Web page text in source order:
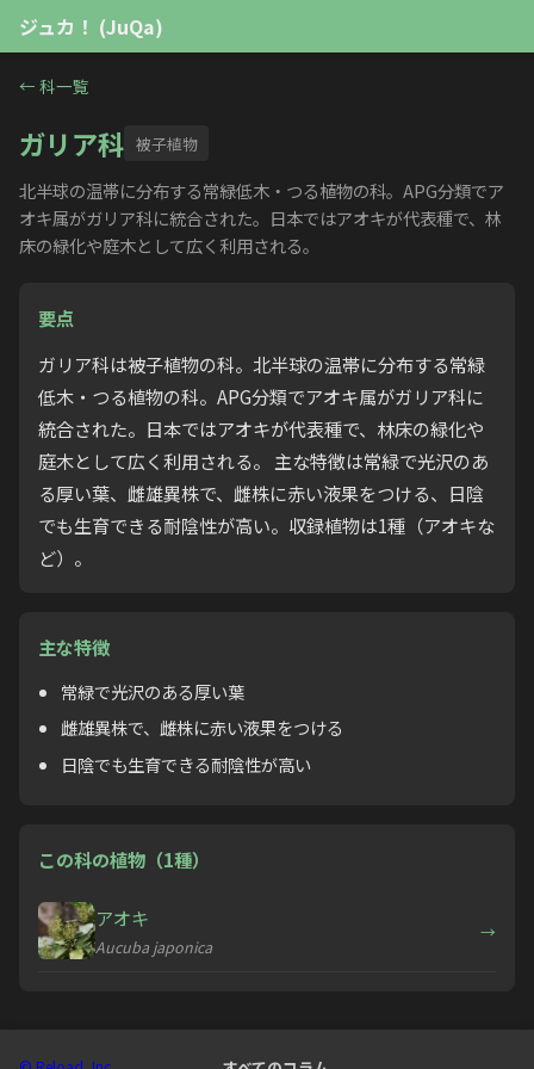
ジュカ！ (JuQa)
← 科一覧
ガリア科 被子植物
北半球の温帯に分布する常緑低木・つる植物の科。APG分類でア
オキ属がガリア科に統合された。日本ではアオキが代表種で、林
床の緑化や庭木として広く利用される。
要点
ガリア科は被子植物の科。北半球の温帯に分布する常緑
低木・つる植物の科。APG分類でアオキ属がガリア科に
統合された。日本ではアオキが代表種で、林床の緑化や
庭木として広く利用される。 主な特徴は常緑で光沢のあ
る厚い葉、雌雄異株で、雌株に赤い液果をつける、日陰
でも生育できる耐陰性が高い。収録植物は1種（アオキな
ど）。
主な特徴
常緑で光沢のある厚い葉
雌雄異株で、雌株に赤い液果をつける
日陰でも生育できる耐陰性が高い
この科の植物（1種）
アオキ
Aucuba japonica
→